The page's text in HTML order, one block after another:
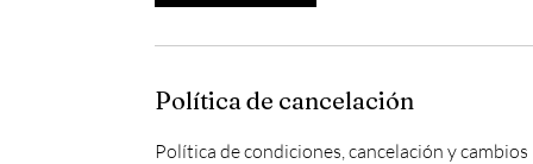
Política de cancelación
Política de condiciones, cancelación y cambios